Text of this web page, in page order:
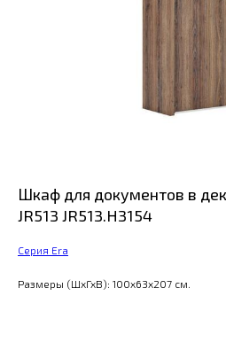
Шкаф для документов в
JR513 JR513.H3154
Серия Era
Размеры (ШхГхВ): 100x63x207 см.